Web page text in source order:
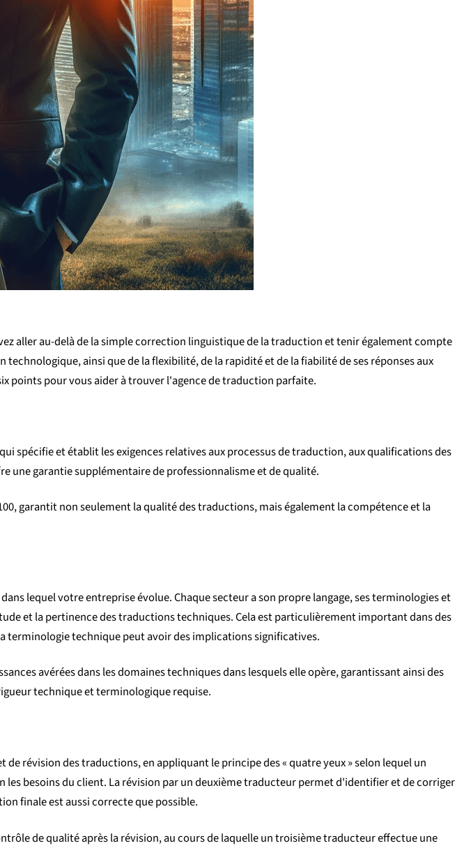
aller au-delà de la simple correction linguistique de la traduction et tenir également compte
ainsi que de la flexibilité, de la rapidité et de la fiabilité de ses réponses aux
points pour vous aider à trouver l'agence de traduction parfaite.
spécifie et établit les exigences relatives aux processus de traduction, aux qualifications des
une garantie supplémentaire de professionnalisme et de qualité.
garantit non seulement la qualité des traductions, mais également la compétence et la
lequel votre entreprise évolue. Chaque secteur a son propre langage, ses terminologies et
et la pertinence des traductions techniques. Cela est particulièrement important dans des
technique peut avoir des implications significatives.
avérées dans les domaines techniques dans lesquels elle opère, garantissant ainsi des
technique et terminologique requise.
révision des traductions, en appliquant le principe des « quatre yeux » selon lequel un
besoins du client. La révision par un deuxième traducteur permet d'identifier et de corriger
finale est aussi correcte que possible.
de qualité après la révision, au cours de laquelle un troisième traducteur effectue une